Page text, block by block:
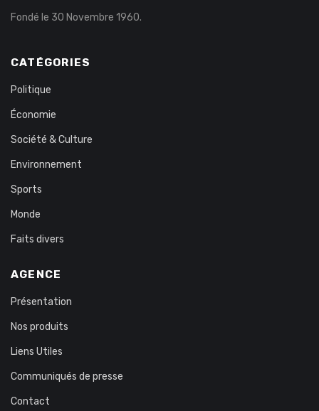
Fondé le 30 Novembre 1960.
CATÉGORIES
Politique
Économie
Société & Culture
Environnement
Sports
Monde
Faits divers
AGENCE
Présentation
Nos produits
Liens Utiles
Communiqués de presse
Contact